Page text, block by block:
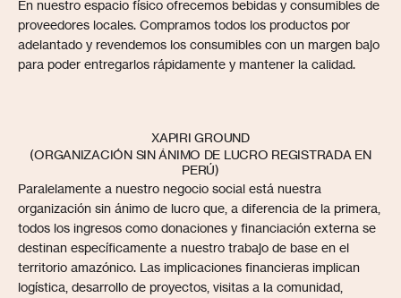
En nuestro espacio físico ofrecemos bebidas y consumibles de
proveedores locales. Compramos todos los productos por
adelantado y revendemos los consumibles con un margen bajo
para poder entregarlos rápidamente y mantener la calidad.
XAPIRI GROUND
(ORGANIZACIÓN SIN ÁNIMO DE LUCRO REGISTRADA EN
PERÚ)
Paralelamente a nuestro negocio social está nuestra
organización sin ánimo de lucro que, a diferencia de la primera,
todos los ingresos como donaciones y financiación externa se
destinan específicamente a nuestro trabajo de base en el
territorio amazónico. Las implicaciones financieras implican
logística, desarrollo de proyectos, visitas a la comunidad,